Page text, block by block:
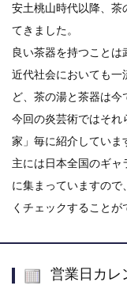
安土桃山時代以降、茶
てきました。
良い茶器を持つことは
近代社会においても一
ど、茶の湯と茶器は今
今回の炎芸術ではそれ
家」毎に紹介していま
主には日本全国のギャ
に集まっていますので
くチェックすることが
営業日カ